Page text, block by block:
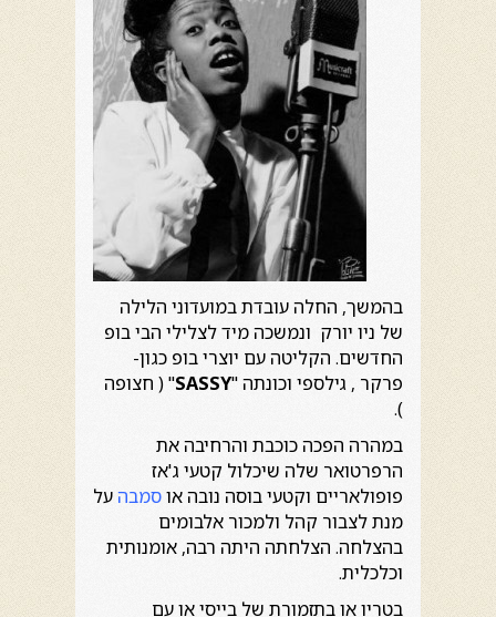
בהמשך, החלה עובדת במועדוני הלילה
של ניו יורק ונמשכה מיד לצלילי הבי בופ
החדשים. הקליטה עם יוצרי בופ כגון-
פרקר , גילספי וכונתה "SASSY" ( חצופה
).
במהרה הפכה כוכבת והרחיבה את
הרפרטואר שלה שיכלול קטעי ג'אז
פופולאריים וקטעי בוסה נובה אוסמבהעל
מנת לצבור קהל ולמכור אלבומים
בהצלחה. הצלחתה היתה רבה, אומנותית
וכלכלית.
בטריו או בתזמורת של בייסי או עם